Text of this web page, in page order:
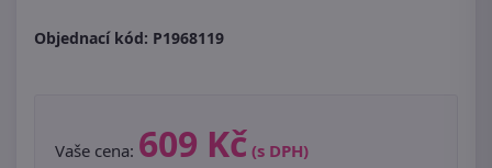
Objednací kód: P1968119
Vaše cena: 609 Kč (s DPH)